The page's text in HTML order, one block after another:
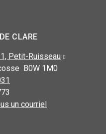
CLARE
Petit-Ruisseau
B0W 1M0
un courriel